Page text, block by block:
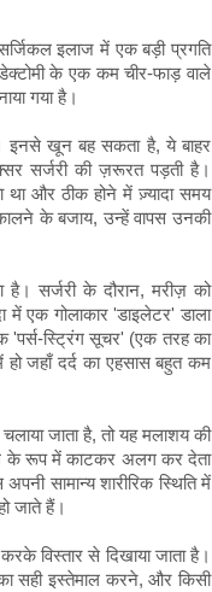
इलाज में एक बड़ी प्रगति
के एक कम चीर-फाड़ वाले
गया है।
इनसे खून बह सकता है, ये बाहर
सर्जरी की ज़रूरत पड़ती है।
था और ठीक होने में ज़्यादा समय
के बजाय, उन्हें वापस उनकी
है। सर्जरी के दौरान, मरीज़ को
में एक गोलाकार 'डाइलेटर' डाला
स्ट्रिंग सूचर' (एक तरह का
जहाँ दर्द का एहसास बहुत कम
जाता है, तो यह मलाशय की
के रूप में काटकर अलग कर देता
सामान्य शारीरिक स्थिति में
जाते हैं।
विस्तार से दिखाया जाता है।
सही इस्तेमाल करने, और किसी